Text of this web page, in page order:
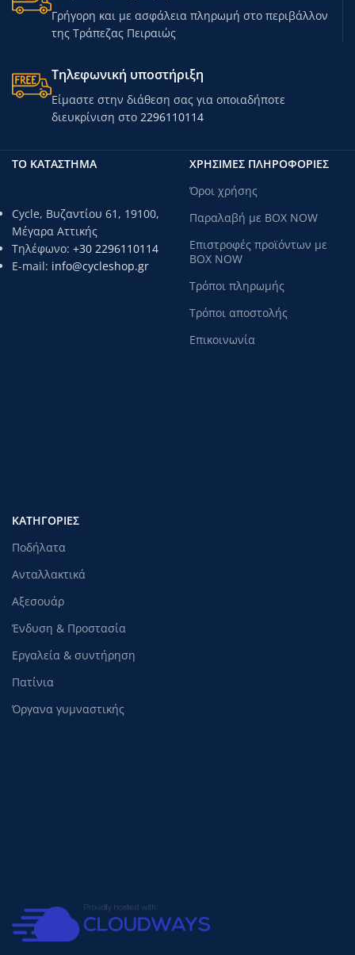
Γρήγορη και με ασφάλεια πληρωμή στο περιβάλλον
της Τράπεζας Πειραιώς
Τηλεφωνική υποστήριξη
Είμαστε στην διάθεση σας για οποιαδήποτε
διευκρίνιση στο 2296110114
ΤΟ ΚΑΤΑΣΤΗΜΑ
Cycle, Βυζαντίου 61, 19100,
Μέγαρα Αττικής
Τηλέφωνο: +30 2296110114
E-mail: info@cycleshop.gr
ΧΡΗΣΙΜΕΣ ΠΛΗΡΟΦΟΡΙΕΣ
Όροι χρήσης
Παραλαβή με BOX NOW
Επιστροφές προϊόντων με
BOX NOW
Τρόποι πληρωμής
Τρόποι αποστολής
Επικοινωνία
ΚΑΤΗΓΟΡΊΕΣ
Ποδήλατα
Ανταλλακτικά
Αξεσουάρ
Ένδυση & Προστασία
Εργαλεία & συντήρηση
Πατίνια
Όργανα γυμναστικής